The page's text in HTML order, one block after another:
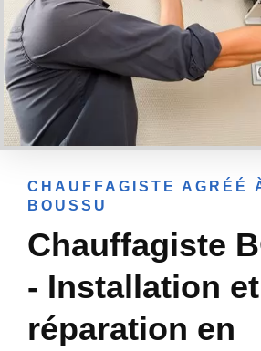
CHAUFFAGISTE AGRÉÉ
BOUSSU
Chauffagiste
- Installation et
réparation en